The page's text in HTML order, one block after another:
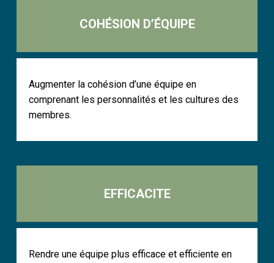
COHÉSION D’ÉQUIPE
Augmenter la cohésion d’une équipe en
comprenant les personnalités et les cultures des
membres.
EFFICACITE
Rendre une équipe plus efficace et efficiente en